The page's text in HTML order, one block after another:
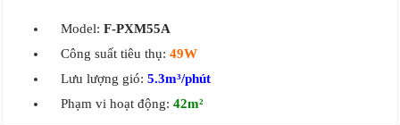
Model: F-PXM55A
Công suất tiêu thụ: 49W
Lưu lượng gió: 5.3m³/phút
Phạm vi hoạt động: 42m²